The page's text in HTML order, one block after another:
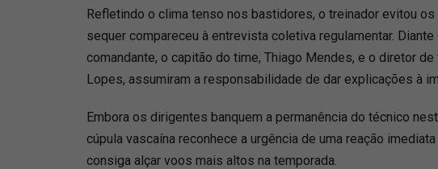
Refletindo o clima tenso nos bastidores, o treinador evitou
sequer compareceu à entrevista coletiva regulamentar.
comandante, o capitão do time, Thiago Mendes, e o diretor
Lopes, assumiram a responsabilidade de dar explicações à
Embora os dirigentes banquem a permanência do técnico
cúpula vascaína reconhece a urgência de uma reação
consiga alçar voos mais altos na temporada.